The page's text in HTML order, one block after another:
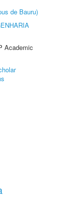
de Bauru)
Academic